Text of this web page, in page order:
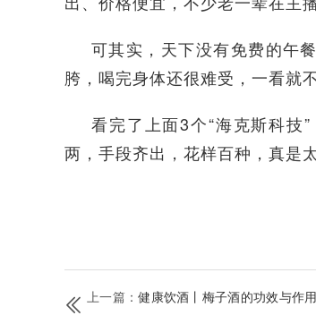
可其实，天下没有免费的午
胯，喝完身体还很难受，一看就
看完了上面3个“海克斯科技
两，手段齐出，花样百种，真是
上一篇：健康饮酒丨梅子酒的功效与作用